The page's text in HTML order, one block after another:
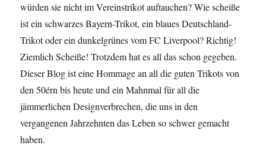
würden sie nicht im Vereinstrikot auftauchen? Wie scheiße
ist ein schwarzes Bayern-Trikot, ein blaues Deutschland-
Trikot oder ein dunkelgrünes vom FC Liverpool? Richtig!
Ziemlich Scheiße! Trotzdem hat es all das schon gegeben.
Dieser Blog ist eine Hommage an all die guten Trikots von
den 50érn bis heute und ein Mahnmal für all die
jämmerlichen Designverbrechen, die uns in den
vergangenen Jahrzehnten das Leben so schwer gemacht
haben.